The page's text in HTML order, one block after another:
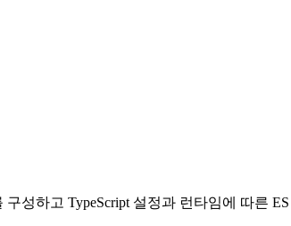
성하고 TypeScript 설정과 런타임에 따른